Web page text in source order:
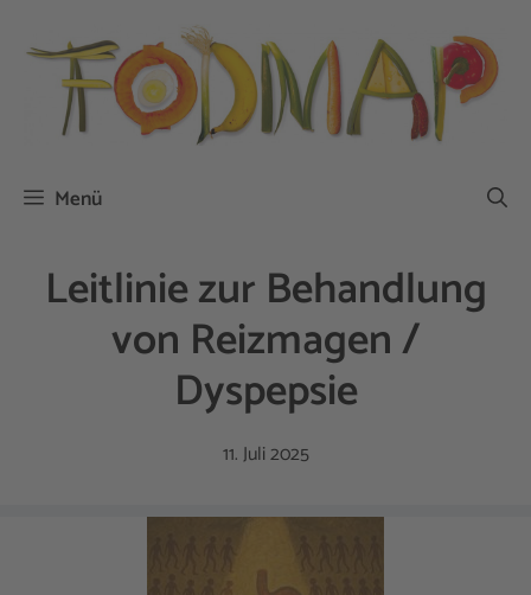
Inhalt
springen
Menü
Leitlinie zur Behandlung
von Reizmagen /
Dyspepsie
11. Juli 2025